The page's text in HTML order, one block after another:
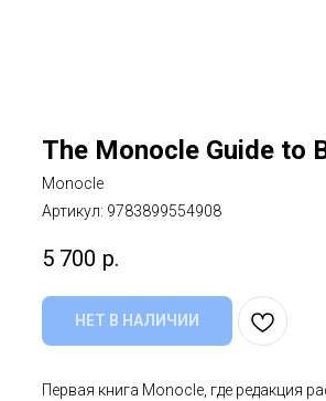
The Monocle Guide to
Monocle
Артикул: 9783899554908
5 700 р.
НЕТ В НАЛИЧИИ
Первая книга Monocle, где редакция